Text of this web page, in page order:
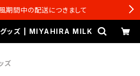
期間中の配送につきまして
グッズ | MIYAHIRA MILK
ズ